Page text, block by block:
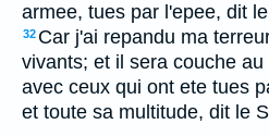
armee, tues par l'epee, dit
32 Car j'ai repandu ma
vivants; et il sera couche
avec ceux qui ont ete tues
et toute sa multitude, dit le